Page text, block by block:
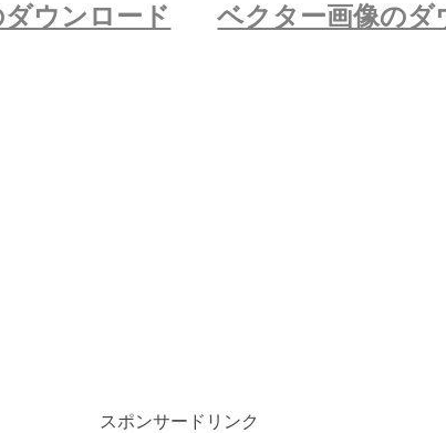
ウンロード ベクター画像のダ
スポンサードリンク